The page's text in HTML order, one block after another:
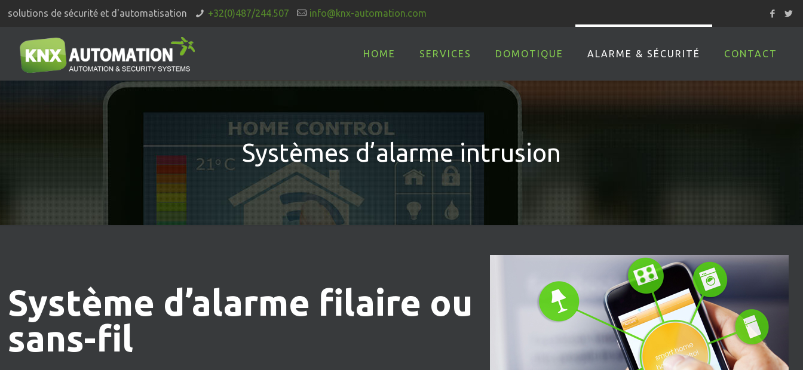
solutions de sécurité et d'automatisation +32(0)487/244.507 info@knx-automation.com
HOME SERVICES DOMOTIQUE ALARME & SÉCURITÉ CONTACT
Systèmes d’alarme intrusion
Système d’alarme filaire ou
sans-fil